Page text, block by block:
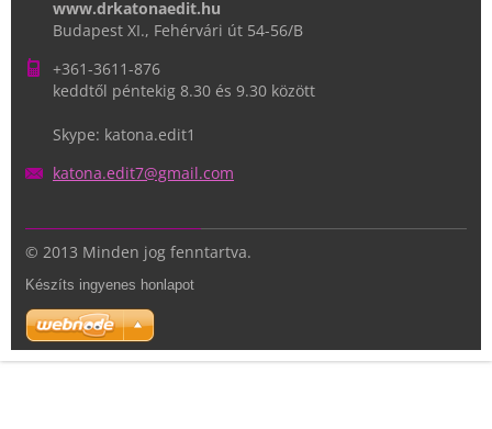
www.drkatonaedit.hu
Budapest XI., Fehérvári út 54-56/B
+361-3611-876
keddtől péntekig 8.30 és 9.30 között
Skype: katona.edit1
katona.edit7@gmail.com
© 2013 Minden jog fenntartva.
Készíts ingyenes honlapot